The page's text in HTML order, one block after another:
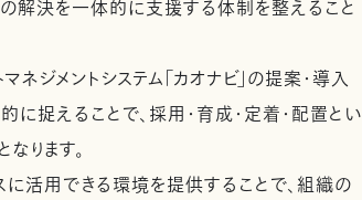
解決を一体的に支援する体制を整えること
ジメントシステム「カオナビ」の提案・導入
捉えることで、採用・育成・定着・配置とい
ります。
活用できる環境を提供することで、組織の